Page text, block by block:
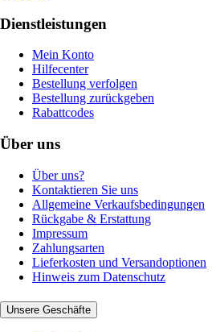
Dienstleistungen
Mein Konto
Hilfecenter
Bestellung verfolgen
Bestellung zurückgeben
Rabattcodes
Über uns
Über uns?
Kontaktieren Sie uns
Allgemeine Verkaufsbedingungen
Rückgabe & Erstattung
Impressum
Zahlungsarten
Lieferkosten und Versandoptionen
Hinweis zum Datenschutz
Unsere Geschäfte